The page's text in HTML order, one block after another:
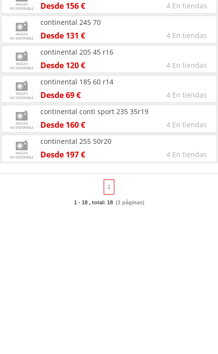
Desde 156 € 4 En tiendas
Desde 131 € 4 En tiendas
continental 245 70
Desde 120 € 4 En tiendas
continental 205 45 r16
Desde 69 € 4 En tiendas
continental 185 60 r14
Desde 160 € 4 En tiendas
continental conti sport 235 35r19
Desde 197 € 4 En tiendas
continental 255 50r20
1
1 - 18 , total: 18(1 páginas)